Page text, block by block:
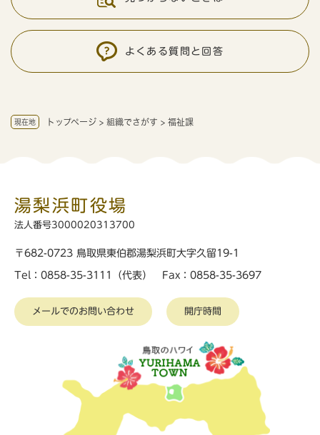
現在地 トップページ > 組織でさがす > 福祉課
よくある質問と回答
湯梨浜町役場
法人番号3000020313700
〒682-0723 鳥取県東伯郡湯梨浜町大字久留19-1
Tel：0858-35-3111（代表） Fax：0858-35-3697
メールでのお問い合わせ 開庁時間